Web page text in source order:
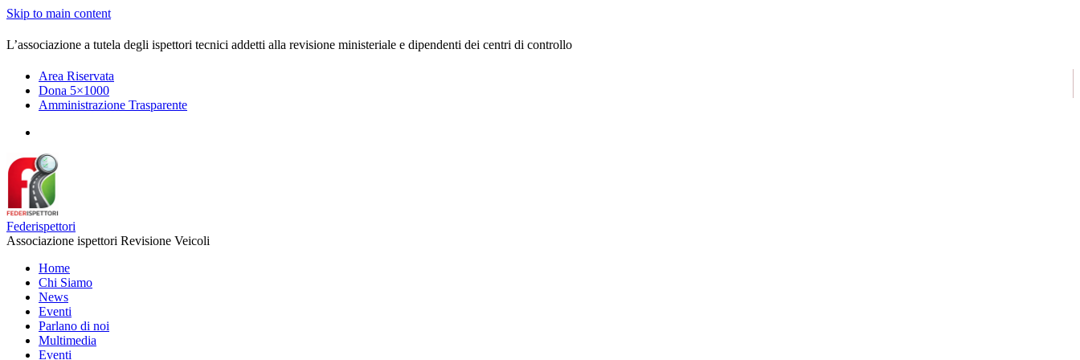
Skip to main content
L’associazione a tutela degli ispettori tecnici addetti alla revisione ministeriale e dipendenti dei centri di controllo
Area Riservata
Dona 5×1000
Amministrazione Trasparente
Federispettori
Associazione ispettori Revisione Veicoli
Home
Chi Siamo
News
Eventi
Parlano di noi
Multimedia
Eventi